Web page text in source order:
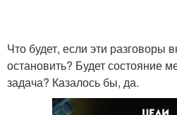
Что будет, если эти разговоры
остановить? Будет состояние
задача? Казалось бы, да.